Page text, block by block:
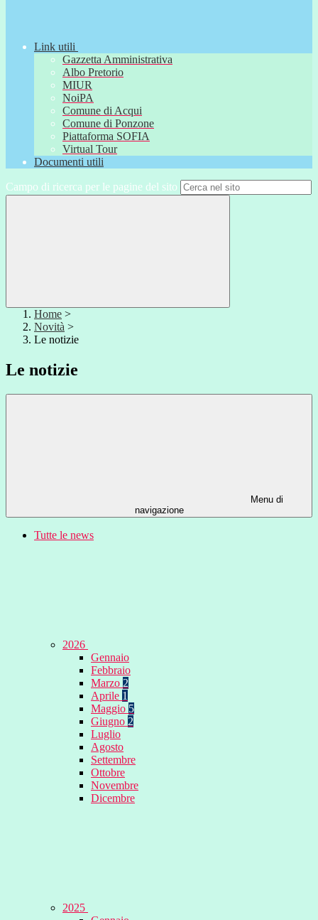
Link utili
Gazzetta Amministrativa
Albo Pretorio
MIUR
NoiPA
Comune di Acqui
Comune di Ponzone
Piattaforma SOFIA
Virtual Tour
Documenti utili
Campo di ricerca per le pagine del sito
Home >
Novità >
Le notizie
Le notizie
Menu di
navigazione
Tutte le news
2026
Gennaio
Febbraio
Marzo 2
Aprile 1
Maggio 5
Giugno 2
Luglio
Agosto
Settembre
Ottobre
Novembre
Dicembre
2025